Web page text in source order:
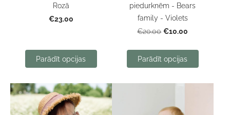
Rozā
€23.00
Parādīt opcijas
piedurknēm - Bears
family - Violets
€20.00 €10.00
Parādīt opcijas